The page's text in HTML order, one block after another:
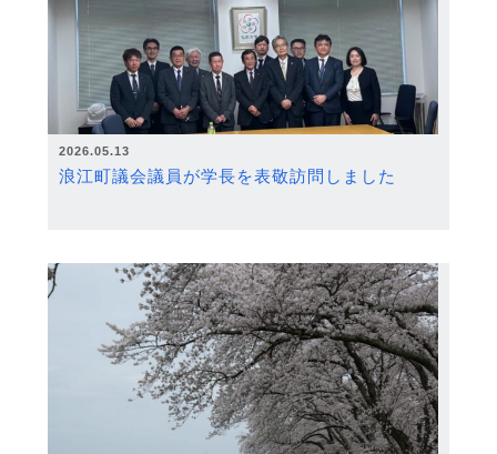
2026.05.13
浪江町議会議員が学長を表敬訪問しました